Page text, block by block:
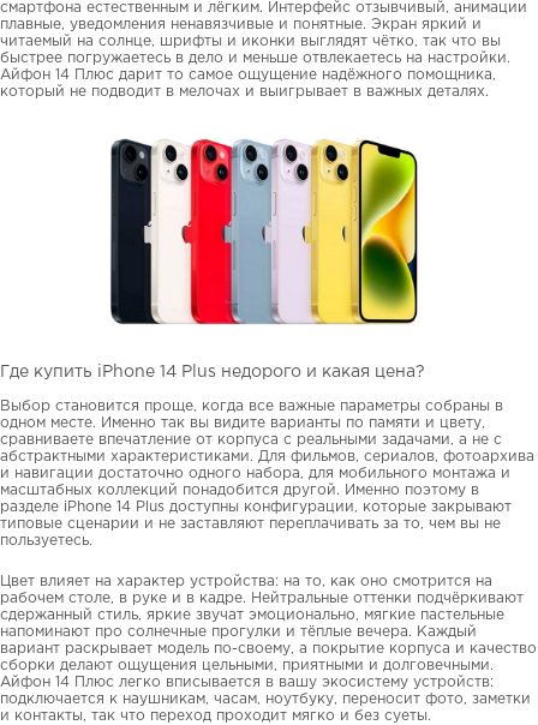
смартфона естественным и лёгким. Интерфейс отзывчивый, анимации
плавные, уведомления ненавязчивые и понятные. Экран яркий и
читаемый на солнце, шрифты и иконки выглядят чётко, так что вы
быстрее погружаетесь в дело и меньше отвлекаетесь на настройки.
Айфон 14 Плюс дарит то самое ощущение надёжного помощника,
который не подводит в мелочах и выигрывает в важных деталях.
Где купить iPhone 14 Plus недорого и какая цена?
Выбор становится проще, когда все важные параметры собраны в
одном месте. Именно так вы видите варианты по памяти и цвету,
сравниваете впечатление от корпуса с реальными задачами, а не с
абстрактными характеристиками. Для фильмов, сериалов, фотоархива
и навигации достаточно одного набора, для мобильного монтажа и
масштабных коллекций понадобится другой. Именно поэтому в
разделе iPhone 14 Plus доступны конфигурации, которые закрывают
типовые сценарии и не заставляют переплачивать за то, чем вы не
пользуетесь.
Цвет влияет на характер устройства: на то, как оно смотрится на
рабочем столе, в руке и в кадре. Нейтральные оттенки подчёркивают
сдержанный стиль, яркие звучат эмоционально, мягкие пастельные
напоминают про солнечные прогулки и тёплые вечера. Каждый
вариант раскрывает модель по-своему, а покрытие корпуса и качество
сборки делают ощущения цельными, приятными и долговечными.
Айфон 14 Плюс легко вписывается в вашу экосистему устройств:
подключается к наушникам, часам, ноутбуку, переносит фото, заметки
и контакты, так что переход проходит мягко и без суеты.